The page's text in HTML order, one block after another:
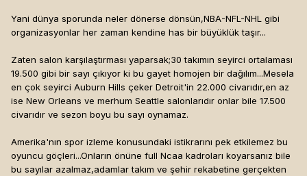
Yani dünya sporunda neler dönerse dönsün,NBA-NFL-NHL gibi
organizasyonlar her zaman kendine has bir büyüklük taşır...
Zaten salon karşılaştırması yaparsak;30 takımın seyirci ortalaması
19.500 gibi bir sayı çıkıyor ki bu gayet homojen bir dağılım...Mesela
en çok seyirci Auburn Hills çeker Detroit'in 22.000 civarıdır,en az
ise New Orleans ve merhum Seattle salonlarıdır onlar bile 17.500
civarıdır ve sezon boyu bu sayı oynamaz.
Amerika'nın spor izleme konusundaki istikrarını pek etkilemez bu
oyuncu göçleri...Onların önüne full Ncaa kadroları koyarsanız bile
bu sayılar azalmaz,adamlar takım ve şehir rekabetine gerçekten